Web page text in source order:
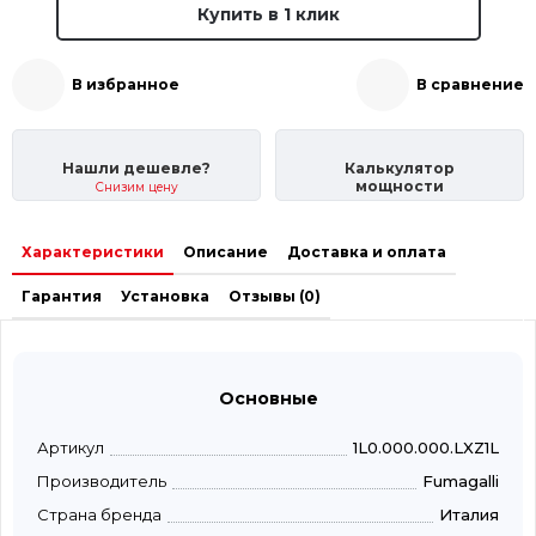
Купить в 1 клик
В избранное В сравнение
Нашли дешевле?
Снизим цену
Калькулятор
мощности
Характеристики Описание Доставка и оплата
Гарантия Установка Отзывы (0)
Основные
Артикул
1L0.000.000.LXZ1L
Производитель
Fumagalli
Страна бренда
Италия